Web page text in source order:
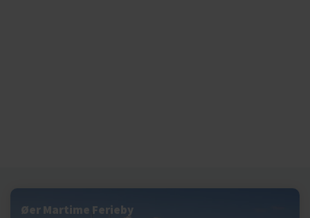
Øer Martime Ferieby